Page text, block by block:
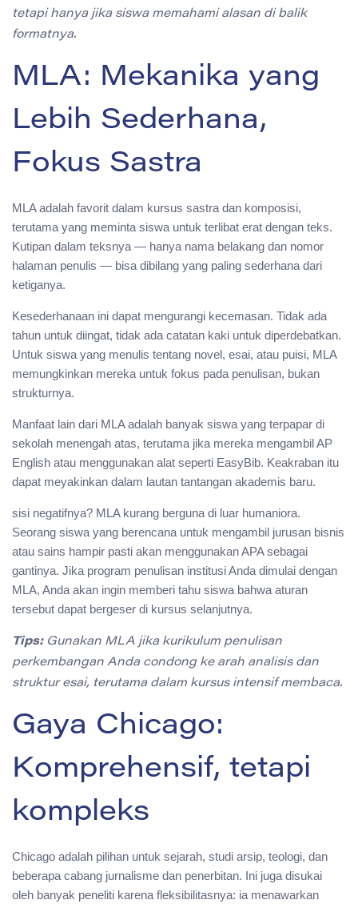
tetapi hanya jika siswa memahami alasan di balik
formatnya.
MLA: Mekanika yang
Lebih Sederhana,
Fokus Sastra
MLA adalah favorit dalam kursus sastra dan komposisi,
terutama yang meminta siswa untuk terlibat erat dengan teks.
Kutipan dalam teksnya — hanya nama belakang dan nomor
halaman penulis — bisa dibilang yang paling sederhana dari
ketiganya.
Kesederhanaan ini dapat mengurangi kecemasan. Tidak ada
tahun untuk diingat, tidak ada catatan kaki untuk diperdebatkan.
Untuk siswa yang menulis tentang novel, esai, atau puisi, MLA
memungkinkan mereka untuk fokus pada penulisan, bukan
strukturnya.
Manfaat lain dari MLA adalah banyak siswa yang terpapar di
sekolah menengah atas, terutama jika mereka mengambil AP
English atau menggunakan alat seperti EasyBib. Keakraban itu
dapat meyakinkan dalam lautan tantangan akademis baru.
sisi negatifnya? MLA kurang berguna di luar humaniora.
Seorang siswa yang berencana untuk mengambil jurusan bisnis
atau sains hampir pasti akan menggunakan APA sebagai
gantinya. Jika program penulisan institusi Anda dimulai dengan
MLA, Anda akan ingin memberi tahu siswa bahwa aturan
tersebut dapat bergeser di kursus selanjutnya.
Tips:Gunakan MLA jika kurikulum penulisan
perkembangan Anda condong ke arah analisis dan
struktur esai, terutama dalam kursus intensif membaca.
Gaya Chicago:
Komprehensif, tetapi
kompleks
Chicago adalah pilihan untuk sejarah, studi arsip, teologi, dan
beberapa cabang jurnalisme dan penerbitan. Ini juga disukai
oleh banyak peneliti karena fleksibilitasnya: ia menawarkan